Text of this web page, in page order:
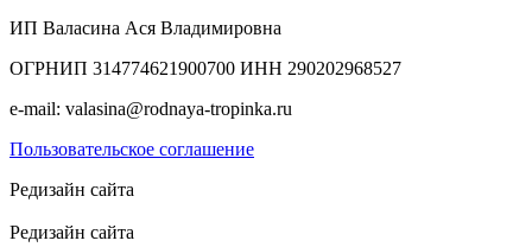
ИП Валасина Ася Владимировна
ОГРНИП 314774621900700 ИНН 290202968527
e-mail: valasina@rodnaya-tropinka.ru
Пользовательское соглашение
Редизайн сайта
Редизайн сайта